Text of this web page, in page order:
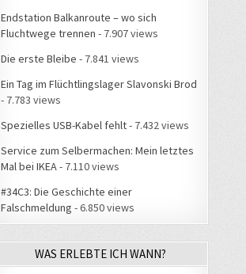
Endstation Balkanroute – wo sich
Fluchtwege trennen - 7.907 views
Die erste Bleibe - 7.841 views
Ein Tag im Flüchtlingslager Slavonski Brod
- 7.783 views
Spezielles USB-Kabel fehlt- 7.432 views
Service zum Selbermachen: Mein letztes
Mal bei IKEA - 7.110 views
#34C3: Die Geschichte einer
Falschmeldung - 6.850 views
WAS ERLEBTE ICH WANN?